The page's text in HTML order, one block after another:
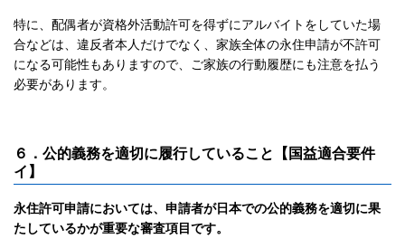
特に、配偶者が資格外活動許可を得ずにアルバイトをしていた場
合などは、違反者本人だけでなく、家族全体の永住申請が不許可
になる可能性もありますので、ご家族の行動履歴にも注意を払う
必要があります。
６．公的義務を適切に履行していること【国益適合要件
イ】
永住許可申請においては、申請者が日本での公的義務を適切に果
たしているかが重要な審査項目です。